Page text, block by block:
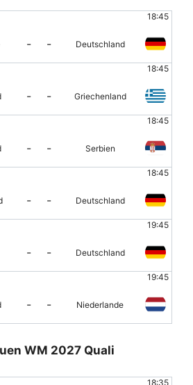
18:45
- - Deutschland
18:45
- - Griechenland
18:45
- - Serbien
18:45
- - Deutschland
19:45
- - Deutschland
19:45
- - Niederlande
WM 2027 Quali
18:35